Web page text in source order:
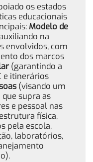
os estados
educacionais
Modelo de
na
envolvidos, com
dos marcos
(garantindo a
e itinerários
(visando um
supra as
e pessoal nas
física,
pela escola,
laboratórios,